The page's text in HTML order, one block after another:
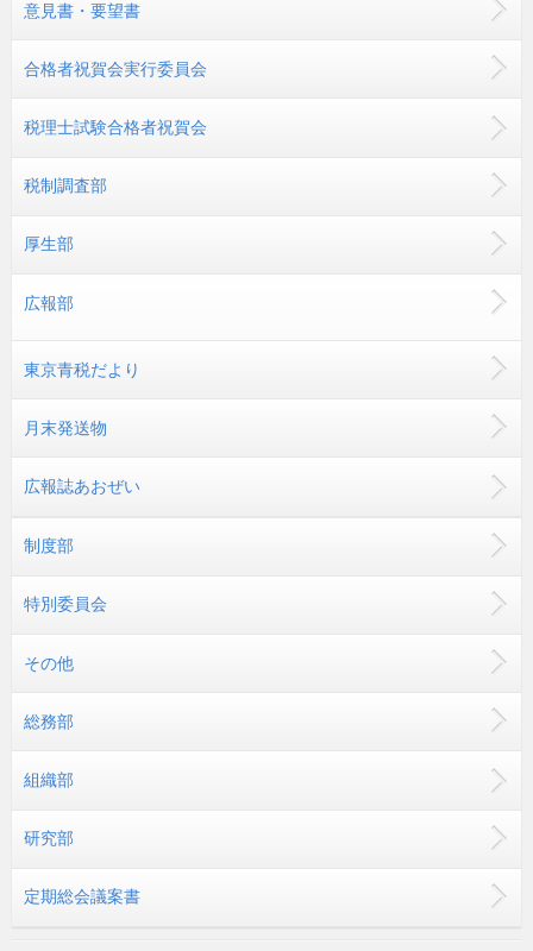
意見書・要望書
合格者祝賀会実行委員会
税理士試験合格者祝賀会
税制調査部
厚生部
広報部
東京青税だより
月末発送物
広報誌あおぜい
制度部
特別委員会
その他
総務部
組織部
研究部
定期総会議案書